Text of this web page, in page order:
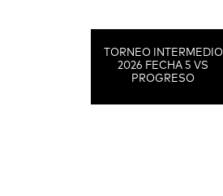
TORNEO INTERMEDIO
2026 FECHA 5 VS
PROGRESO